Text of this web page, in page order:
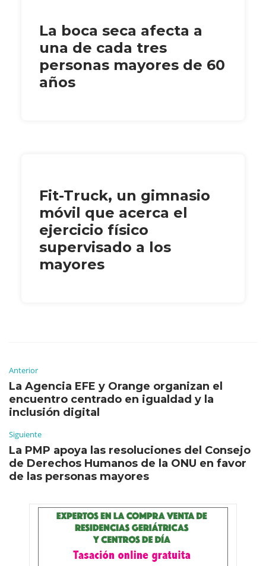
La boca seca afecta a
una de cada tres
personas mayores de 60
años
Fit-Truck, un gimnasio
móvil que acerca el
ejercicio físico
supervisado a los
mayores
Anterior
La Agencia EFE y Orange organizan el
encuentro centrado en igualdad y la
inclusión digital
Siguiente
La PMP apoya las resoluciones del Consejo
de Derechos Humanos de la ONU en favor
de las personas mayores